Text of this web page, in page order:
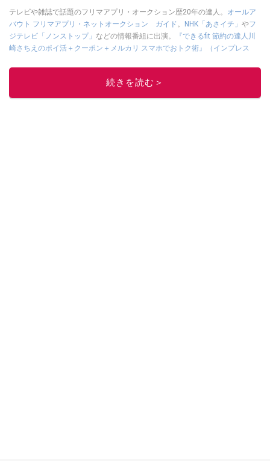
テレビや雑誌で話題のフリマアプリ・オークション歴20年の達人。 オールア
バウト フリマアプリ・ネットオークション ガイド 。 NHK「あさイチ」 やフ
ジテレビ「ノンストップ」 などの情報番組に出演。
『できるfit 節約の達人川
崎さちえのポイ活＋クーポン＋メルカリ スマホでおトク術』（インプレス
的に稼ぐ！』（翔泳社刊）
■経歴：2003年、夫が子育てをするために、突然会社を辞める。翌月からの
続きを読む＞